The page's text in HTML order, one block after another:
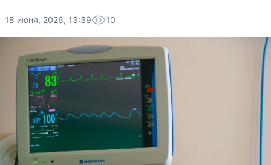
18 июня, 2026, 13:39 10